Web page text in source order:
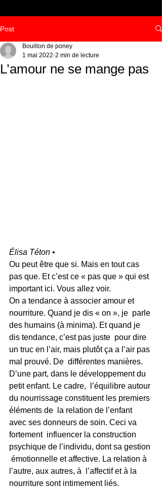
Post
L’amour ne se mange pas
Bouillon de poney
1 mai 2022 2 min de lecture
Élisa Téton •
Ou peut être que si. Mais en tout cas
pas que. Et c’est ce « pas que » qui est
important ici. Vous allez voir.
On a tendance à associer amour et
nourriture. Quand je dis « on », je  parle
des humains (à minima). Et quand je
dis tendance, c’est pas juste  pour dire
un truc en l’air, mais plutôt ça a l’air pas
mal prouvé. De  différentes manières.
D’une part, dans le développement du
petit enfant. Le cadre,  l’équilibre autour
du nourrissage constituent les premiers
éléments de  la relation de l’enfant
avec ses donneurs de soin. Ceci va
fortement  influencer la construction
psychique de l’individu, dont sa gestion
émotionnelle et affective. La relation à
l’autre, aux autres, à  l’affectif et à la
nourriture sont intimement liés.